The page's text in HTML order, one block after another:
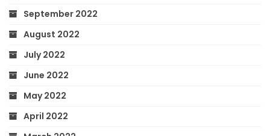
September 2022
August 2022
July 2022
June 2022
May 2022
April 2022